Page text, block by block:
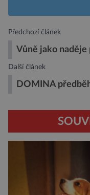
Předchozí článek
Vůně jako naděje
Další článek
DOMINA